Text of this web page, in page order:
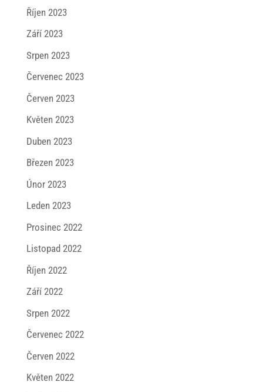
Říjen 2023
Září 2023
Srpen 2023
Červenec 2023
Červen 2023
Květen 2023
Duben 2023
Březen 2023
Únor 2023
Leden 2023
Prosinec 2022
Listopad 2022
Říjen 2022
Září 2022
Srpen 2022
Červenec 2022
Červen 2022
Květen 2022